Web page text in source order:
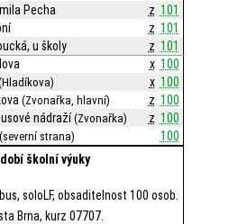
Pecha z 101
z 101
u školy z 101
x 100
x 100
(Zvonařka, hlavní) z 100
nádraží(Zvonařka) z 100
(severní strana)
100
školní výuky
soloLF, obsaditelnost 100 osob.
Brna, kurz 07707.